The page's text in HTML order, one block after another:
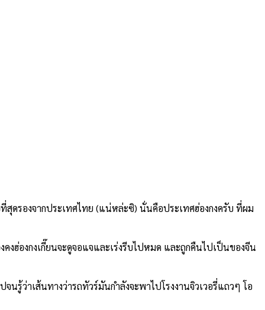
ดรองจากประเทศไทย (แน่หล่ะซิ) นั่นคือประเทศฮ่องกงครับ ที่ผม
ฮ่องกงเกี๊ยนจะดูจอแจและเร่งรีบไปหมด และถูกคืนไปเป็นของจีน
รู้ว่าเส้นทางว่ารถทัวร์มันกำลังจะพาไปโรงงานจิวเวอรี่แถวๆ โอ